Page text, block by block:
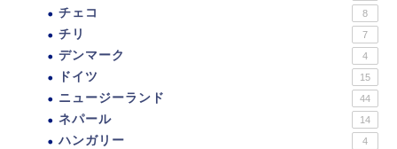
チェコ 8
チリ 7
デンマーク 4
ドイツ 15
ニュージーランド 44
ネパール 14
ハンガリー 4